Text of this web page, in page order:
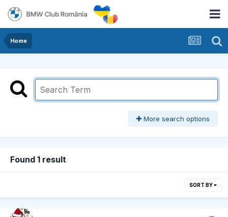
Home
More search options
Found 1 result
SORT BY